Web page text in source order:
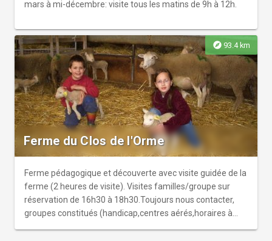
mars à mi-décembre: visite tous les matins de 9h à 12h.
explore 93.4 km
Ferme du Clos de l'Orme
Ferme pédagogique et découverte avec visite guidée de la
ferme (2 heures de visite). Visites familles/groupe sur
réservation de 16h30 à 18h30.Toujours nous contacter,
groupes constitués (handicap,centres aérés,horaires à